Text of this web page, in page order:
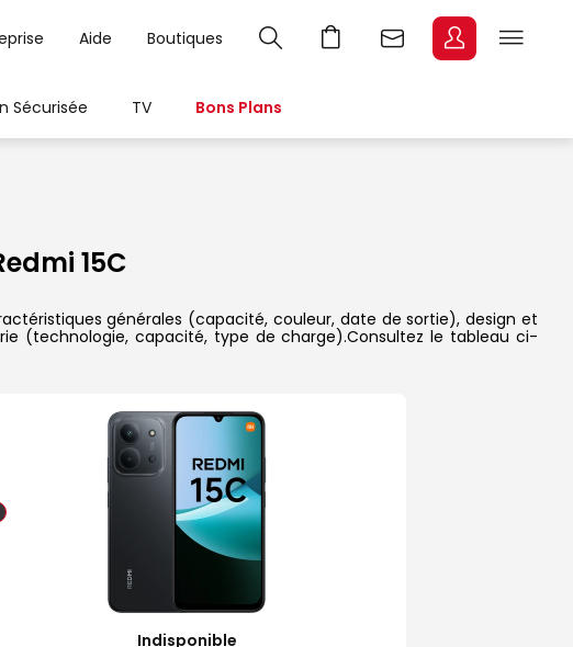
Aide Boutiques
Sécurisée TV Bons Plans
15C
générales (capacité, couleur, date de sortie), design et
(technologie, capacité, type de charge).Consultez le tableau ci-
Indisponible